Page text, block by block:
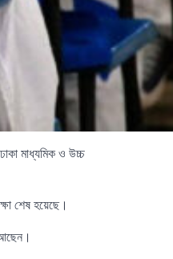
মাধ্যমিক ও উচ্চ
শেষ হয়েছে।